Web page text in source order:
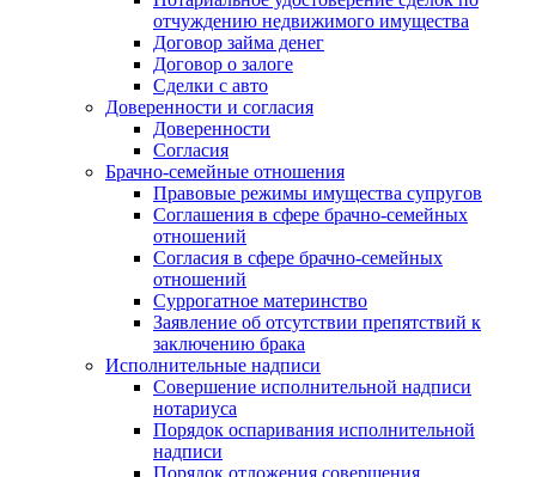
отчуждению недвижимого имущества
Договор займа денег
Договор о залоге
Сделки с авто
Доверенности и согласия
Доверенности
Согласия
Брачно-семейные отношения
Правовые режимы имущества супругов
Соглашения в сфере брачно-семейных
отношений
Согласия в сфере брачно-семейных
отношений
Суррогатное материнство
Заявление об отсутствии препятствий к
заключению брака
Исполнительные надписи
Совершение исполнительной надписи
нотариуса
Порядок оспаривания исполнительной
надписи